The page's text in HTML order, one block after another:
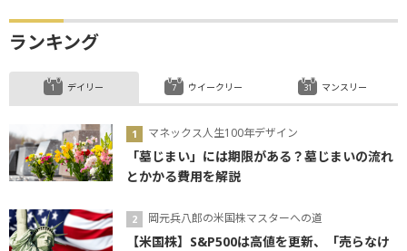
ランキング
デイリー
マネックス人生100年デザイン
「墓じまい」には期限がある？墓じまいの流れ
とかかる費用を解説
岡元兵八郎の米国株マスターへの道
【米国株】S&P500は高値を更新、「売らなけ
ウイークリー マンスリー